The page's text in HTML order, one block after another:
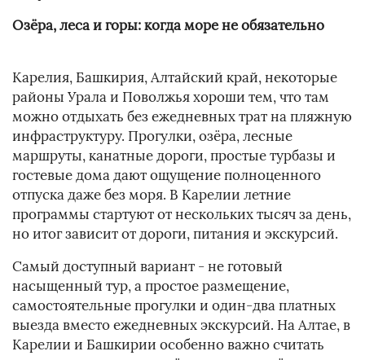
Озёра, леса и горы: когда море не обязательно
Карелия, Башкирия, Алтайский край, некоторые
районы Урала и Поволжья хороши тем, что там
можно отдыхать без ежедневных трат на пляжную
инфраструктуру. Прогулки, озёра, лесные
маршруты, канатные дороги, простые турбазы и
гостевые дома дают ощущение полноценного
отпуска даже без моря. В Карелии летние
программы стартуют от нескольких тысяч за день,
но итог зависит от дороги, питания и экскурсий.
Самый доступный вариант - не готовый
насыщенный тур, а простое размещение,
самостоятельные прогулки и один-два платных
выезда вместо ежедневных экскурсий. На Алтае, в
Карелии и Башкирии особенно важно считать